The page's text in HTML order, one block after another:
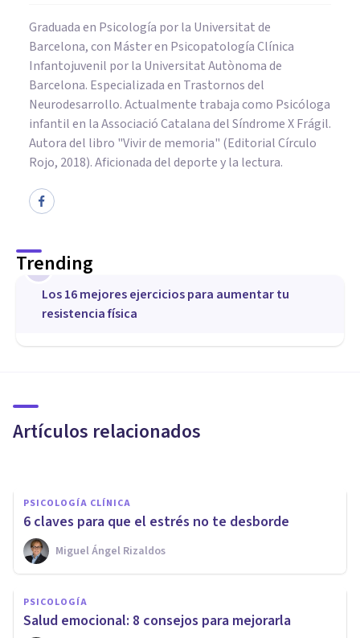
Graduada en Psicología por la Universitat de
Barcelona, con Máster en Psicopatología Clínica
Infantojuvenil por la Universitat Autònoma de
Barcelona. Especializada en Trastornos del
Neurodesarrollo. Actualmente trabaja como Psicóloga
infantil en la Associació Catalana del Síndrome X Frágil.
Autora del libro "Vivir de memoria" (Editorial Círculo
Rojo, 2018). Aficionada del deporte y la lectura.
Trending
1
Los 16 mejores ejercicios para aumentar tu
resistencia física
Artículos relacionados
Cómo perder barriga: 14
esbelta
PSICOLOGÍA CLÍNICA
6 claves para que el estrés no te desborde
Miguel Ángel Rizaldos
PSICOLOGÍA
Salud emocional: 8 consejos para mejorarla
DROGAS Y ADICCIONES
Ansiedad al dejar de fumar:
cómo superarla en 6 pasos